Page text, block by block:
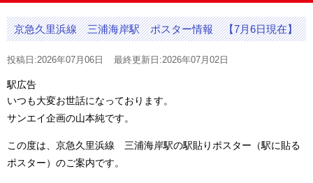
京急久里浜線 三浦海岸駅 ポスター情報 【7月6日現在】
投稿日:2026年07月06日 最終更新日:2026年07月02日
駅広告
いつも大変お世話になっております。
サンエイ企画の山本純です。
この度は、京急久里浜線 三浦海岸駅の駅貼りポスター（駅に貼る
ポスター）のご案内です。